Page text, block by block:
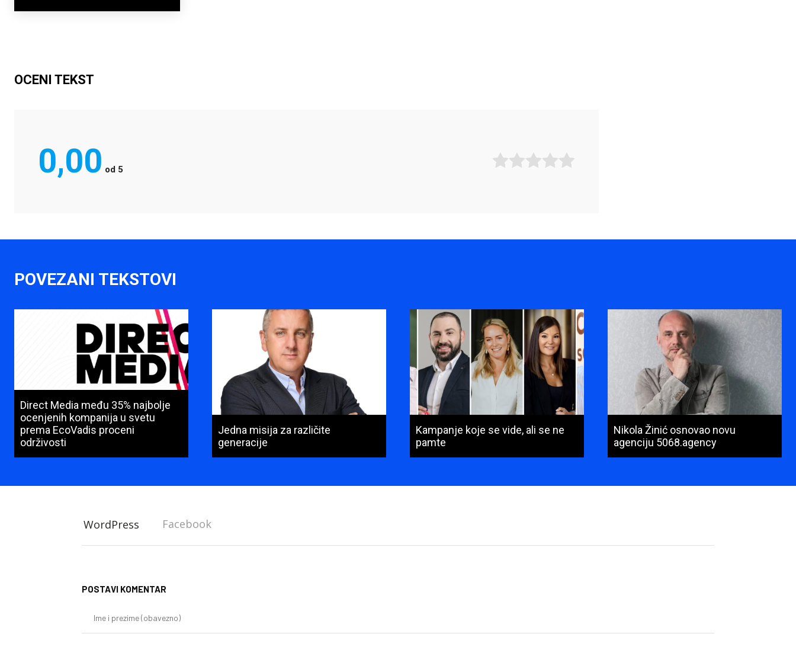
OCENI TEKST
0,00 od 5
POVEZANI TEKSTOVI
Direct Media među 35% najbolje
ocenjenih kompanija u svetu
prema EcoVadis proceni
održivosti
Jedna misija za različite
generacije
Kampanje koje se vide, ali se ne
pamte
Nikola Žinić osnovao novu
agenciju 5068.agency
WordPress Facebook
POSTAVI KOMENTAR
prezime